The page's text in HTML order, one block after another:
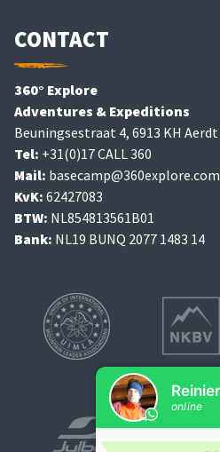
CONTACT
360° Explore
Adventures & Expeditions
Beuningsestraat 4, 6913 KH Aerdt
Tel: +31(0)17 CALL 360
Mail: basecamp@360explore.com
KvK: 62427083
BTW: NL854813561B01
Bank: NL19 BUNQ 2077 1483 14